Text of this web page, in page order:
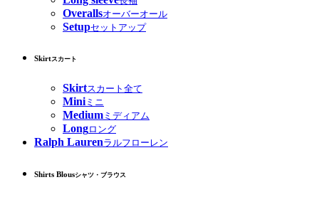
Overallsオーバーオール
Setupセットアップ
Skirtスカート
Skirtスカート全て
Miniミニ
Medium ミディアム
Longロング
Ralph Laurenラルフローレン
Shirts Blousシャツ・ブラウス